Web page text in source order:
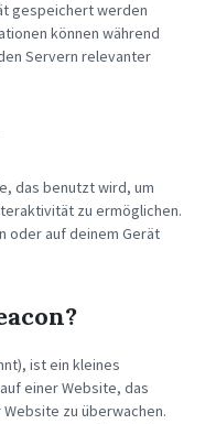
gespeichert werden
können während
Servern relevanter
das benutzt wird, um
zu ermöglichen.
oder auf deinem Gerät
ist ein kleines
einer Website, das
zu überwachen.